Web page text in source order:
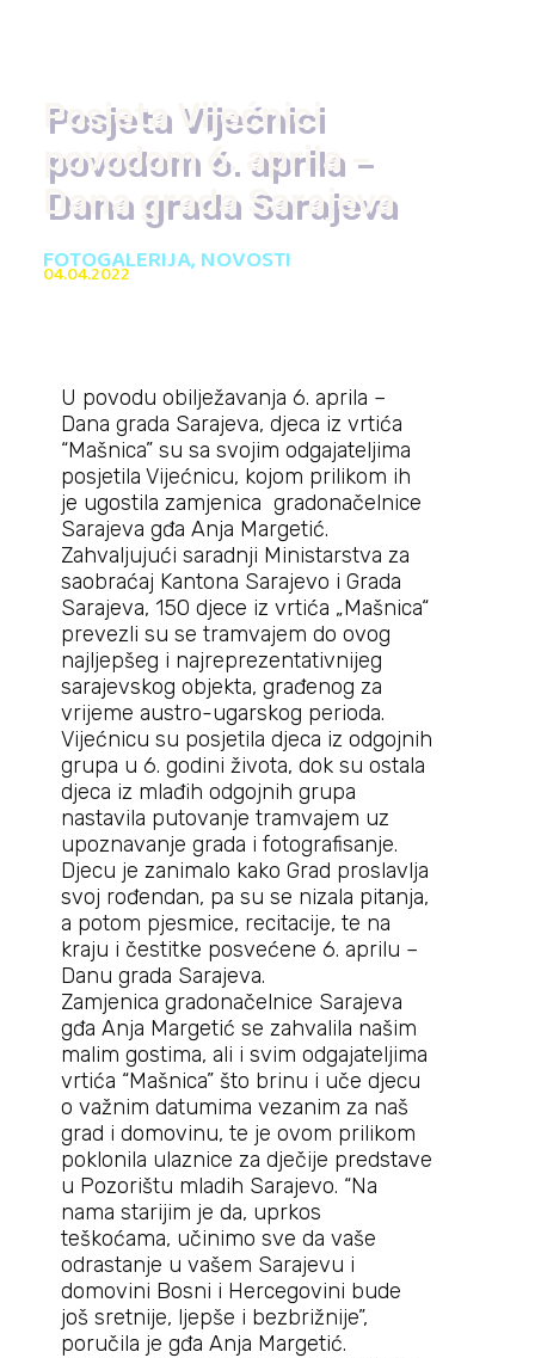
Posjeta Vijećnici
povodom 6. aprila –
Dana grada Sarajeva
FOTOGALERIJA,NOVOSTI
04.04.2022
U povodu obilježavanja 6. aprila –
Dana grada Sarajeva, djeca iz vrtića
“Mašnica” su sa svojim odgajateljima
posjetila Vijećnicu, kojom prilikom ih
je ugostila zamjenica gradonačelnice
Sarajeva gđa Anja Margetić.
Zahvaljujući saradnji Ministarstva za
saobraćaj Kantona Sarajevo i Grada
Sarajeva, 150 djece iz vrtića „Mašnica“
prevezli su se tramvajem do ovog
najljepšeg i najreprezentativnijeg
sarajevskog objekta, građenog za
vrijeme austro-ugarskog perioda.
Vijećnicu su posjetila djeca iz odgojnih
grupa u 6. godini života, dok su ostala
djeca iz mlađih odgojnih grupa
nastavila putovanje tramvajem uz
upoznavanje grada i fotografisanje.
Djecu je zanimalo kako Grad proslavlja
svoj rođendan, pa su se nizala pitanja,
a potom pjesmice, recitacije, te na
kraju i čestitke posvećene 6. aprilu –
Danu grada Sarajeva.
Zamjenica gradonačelnice Sarajeva
gđa Anja Margetić se zahvalila našim
malim gostima, ali i svim odgajateljima
vrtića “Mašnica” što brinu i uče djecu
o važnim datumima vezanim za naš
grad i domovinu, te je ovom prilikom
poklonila ulaznice za dječije predstave
u Pozorištu mladih Sarajevo. “Na
nama starijim je da, uprkos
teškoćama, učinimo sve da vaše
odrastanje u vašem Sarajevu i
domovini Bosni i Hercegovini bude
još sretnije, ljepše i bezbrižnije”,
poručila je gđa Anja Margetić.